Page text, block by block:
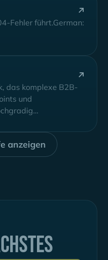
Fehler führt.German:
das komplexe B2B-
und
anzeigen